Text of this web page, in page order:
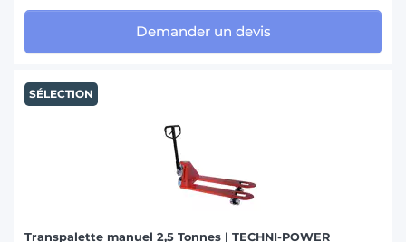
Demander un devis
SÉLECTION
Transpalette manuel 2,5 Tonnes | TECHNI-POWER